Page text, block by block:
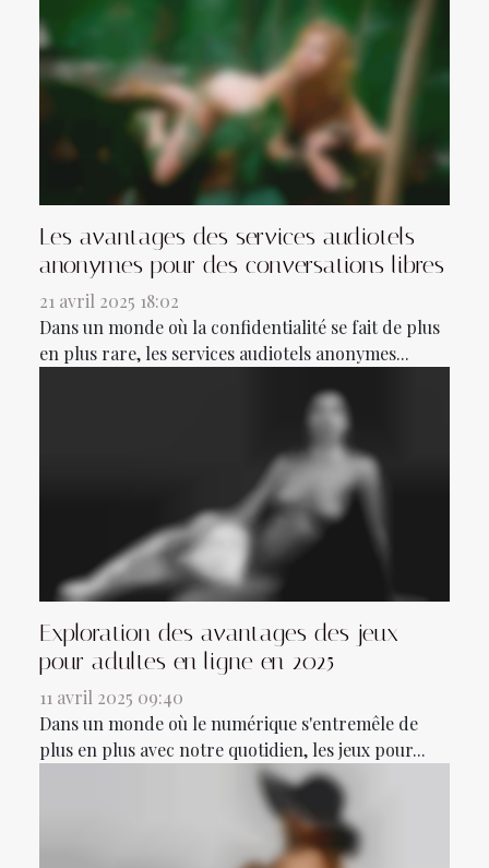
Les avantages des services audiotels
anonymes pour des conversations libres
21 avril 2025 18:02
Dans un monde où la confidentialité se fait de plus
en plus rare, les services audiotels anonymes...
Exploration des avantages des jeux
pour adultes en ligne en 2025
11 avril 2025 09:40
Dans un monde où le numérique s'entremêle de
plus en plus avec notre quotidien, les jeux pour...